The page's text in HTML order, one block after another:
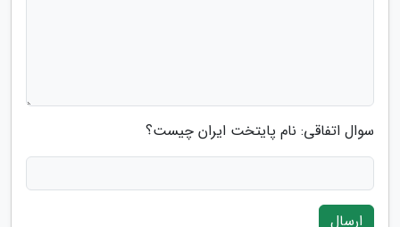
سوال اتفاقی: نام پایتخت ایران چیست؟
ارسال